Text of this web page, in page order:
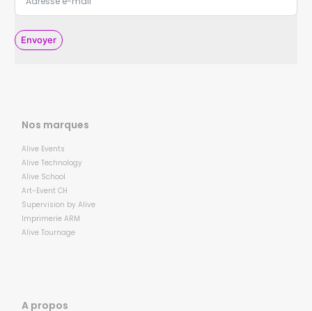
Envoyer
Nos marques
Alive Events
Alive Technology
Alive School
Art-Event CH
Supervision by Alive
Imprimerie ARM
Alive Tournage
A propos